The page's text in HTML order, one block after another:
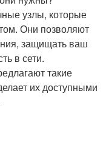
узлы, которые
Они позволяют
защищать ваш
в сети.
такие
их доступными